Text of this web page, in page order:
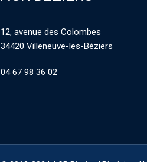
12, avenue des Colombes
34420 Villeneuve-les-Béziers
04 67 98 36 02